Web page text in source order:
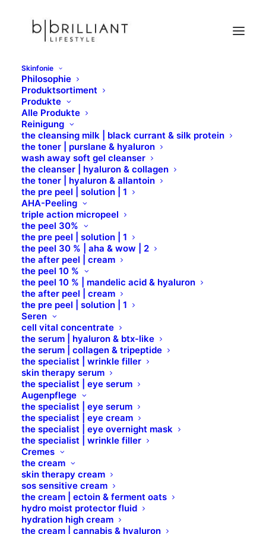
Skinfonie
Philosophie
Produktsortiment
Produkte
Alle Produkte
Reinigung
the cleansing milk | black currant & silk protein
the toner | purslane & hyaluron
wash away soft gel cleanser
the cleanser | hyaluron & collagen
the toner | hyaluron & allantoin
the pre peel | solution | 1
AHA-Peeling
triple action micropeel
the peel 30%
the pre peel | solution | 1
the peel 30 % | aha & wow | 2
the after peel | cream
the peel 10 %
the peel 10 % | mandelic acid & hyaluron
the after peel | cream
the pre peel | solution | 1
Seren
cell vital concentrate
the serum | hyaluron & btx-like
the serum | collagen & tripeptide
the specialist | wrinkle filler
skin therapy serum
the specialist | eye serum
Augenpflege
the specialist | eye serum
the specialist | eye cream
the specialist | eye overnight mask
the specialist | wrinkle filler
Cremes
the cream
skin therapy cream
sos sensitive cream
the cream | ectoin & ferment oats
hydro moist protector fluid
hydration high cream
the cream | cannabis & hyaluron
Home
Lip Pencil BIO